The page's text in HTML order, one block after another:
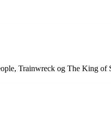
Trainwreck og The King of